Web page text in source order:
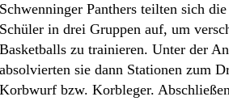
Schwen­nin­ger Panthers teilten sich
Schüler in drei Gruppen auf, um
Basket­balls zu trainie­ren. Unter der
absol­vier­ten sie dann Statio­nen zum
Korbwurf bzw. Korble­ger.